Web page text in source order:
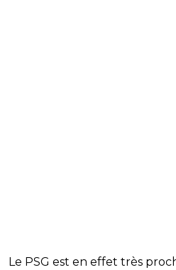
Le PSG est en effet très